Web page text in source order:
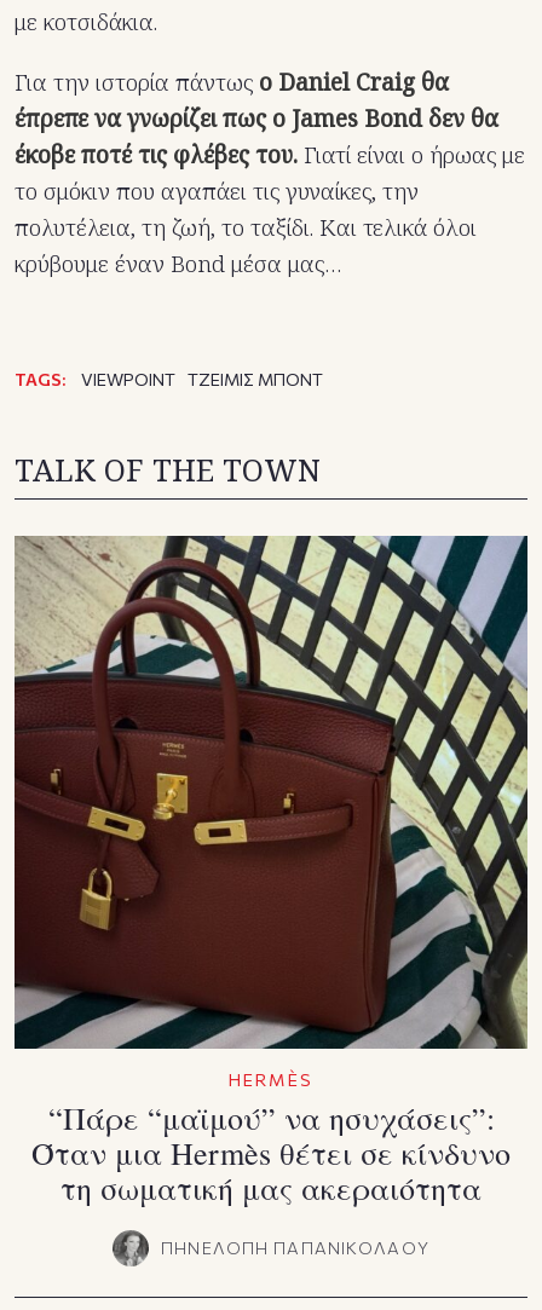
με κοτσιδάκια.
Για την ιστορία πάντως ο Daniel Craig θα
έπρεπε να γνωρίζει πως ο James Bond δεν θα
έκοβε ποτέ τις φλέβες του. Γιατί είναι ο ήρωας με
το σμόκιν που αγαπάει τις γυναίκες, την
πολυτέλεια, τη ζωή, το ταξίδι. Και τελικά όλοι
κρύβουμε έναν Bond μέσα μας…
TAGS: VIEWPOINT ΤΖΕΙΜΙΣ ΜΠΟΝΤ
TALK OF THE TOWN
HERMÈS
“Πάρε “μαϊμού” να ησυχάσεις”:
Όταν μια Hermès θέτει σε κίνδυνο
τη σωματική μας ακεραιότητα
ΠΗΝΕΛΟΠΗ ΠΑΠΑΝΙΚΟΛΑΟΥ